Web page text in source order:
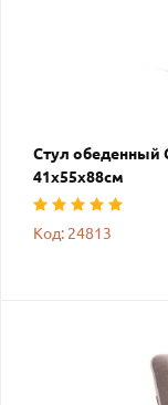
Стул обеденный
41х55х88см
Код: 24813